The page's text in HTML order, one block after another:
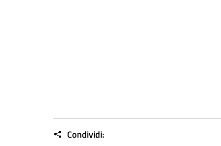
Condividi: